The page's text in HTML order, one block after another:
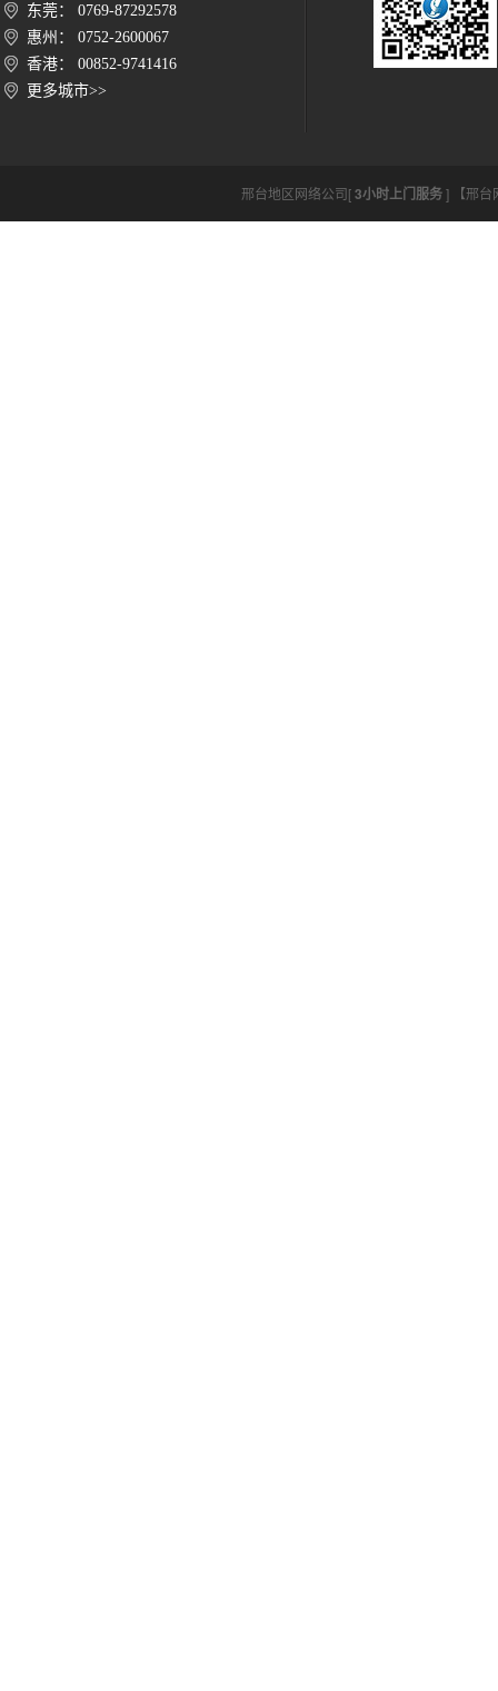
东莞： 0769-87292578
惠州： 0752-2600067
香港： 00852-9741416
更多城市>>
邢台地区网络公司[3小时上门服务] 【邢